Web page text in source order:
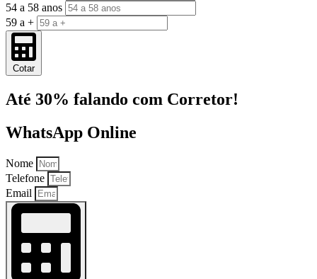
54 a 58 anos
59 a +
Cotar
Até 30% falando com Corretor!
WhatsApp Online
Nome
Telefone
Email